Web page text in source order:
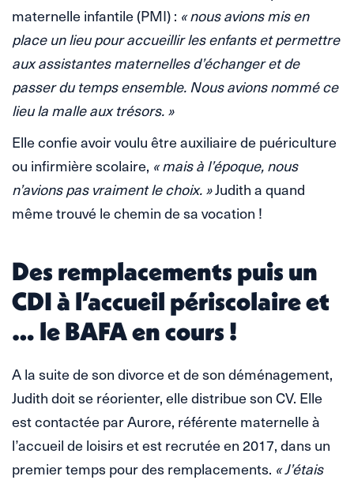
maternelle infantile (PMI) : « nous avions mis en
place un lieu pour accueillir les enfants et permettre
aux assistantes maternelles d’échanger et de
passer du temps ensemble. Nous avions nommé ce
lieu la malle aux trésors. »
Elle confie avoir voulu être auxiliaire de puériculture
ou infirmière scolaire, « mais à l’époque, nous
n’avions pas vraiment le choix. »Judith a quand
même trouvé le chemin de sa vocation !
Des remplacements puis un
CDI à l’accueil périscolaire et
… le BAFA en cours !
A la suite de son divorce et de son déménagement,
Judith doit se réorienter, elle distribue son CV. Elle
est contactée par Aurore, référente maternelle à
l’accueil de loisirs et est recrutée en 2017, dans un
premier temps pour des remplacements. « J’étais